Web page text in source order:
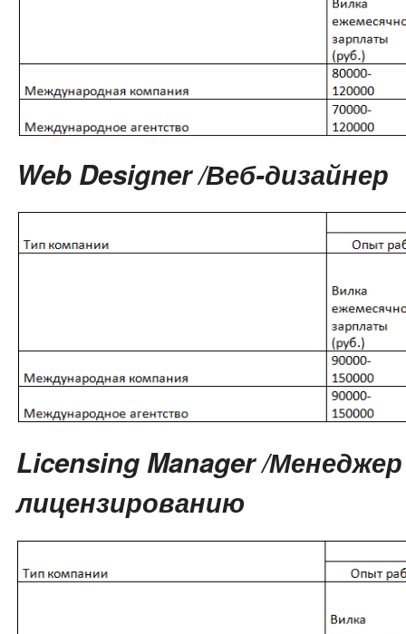
Web Designer /Веб-дизайнер
Licensing Manager /
лицензированию